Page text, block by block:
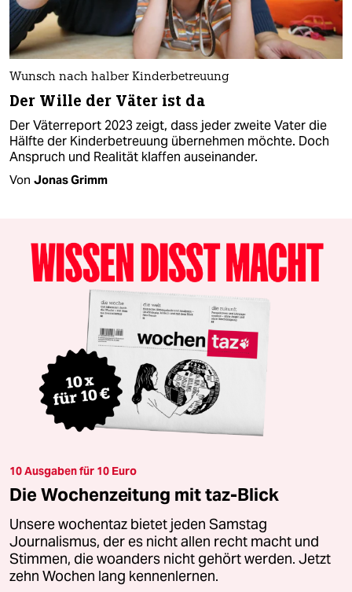
Wunsch nach halber Kinderbetreuung
Der Wille der Väter ist da
Der Väterreport 2023 zeigt, dass jeder zweite Vater die
Hälfte der Kinderbetreuung übernehmen möchte. Doch
Anspruch und Realität klaffen auseinander.
Von Jonas Grimm
10 Ausgaben für 10 Euro
Die Wochenzeitung mit taz-Blick
Unsere wochentaz bietet jeden Samstag
Journalismus, der es nicht allen recht macht und
Stimmen, die woanders nicht gehört werden. Jetzt
zehn Wochen lang kennenlernen.